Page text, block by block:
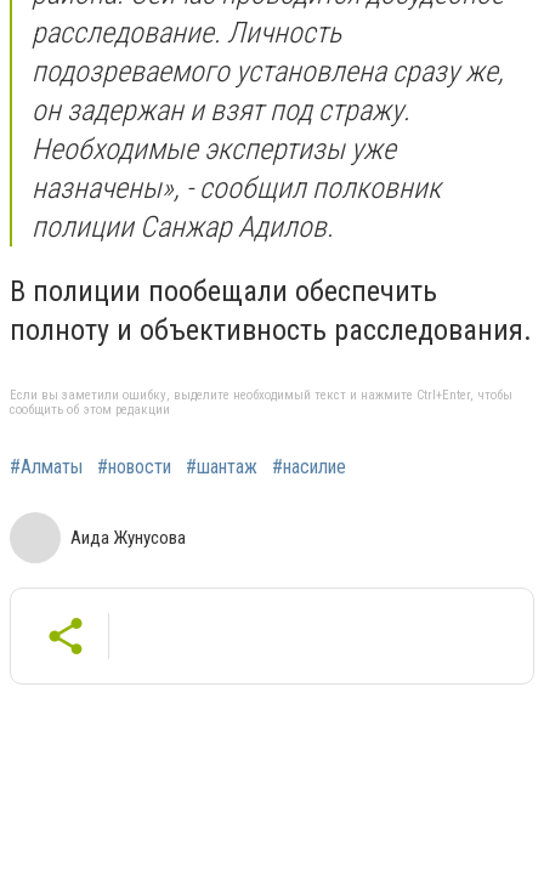
расследование. Личность
подозреваемого установлена сразу же,
он задержан и взят под стражу.
Необходимые экспертизы уже
назначены», - сообщил полковник
полиции Санжар Адилов.
В полиции пообещали обеспечить
полноту и объективность расследования.
Если вы заметили ошибку, выделите необходимый текст и нажмите Ctrl+Enter, чтобы
сообщить об этом редакции
#Алматы #новости #шантаж #насилие
Аида Жунусова